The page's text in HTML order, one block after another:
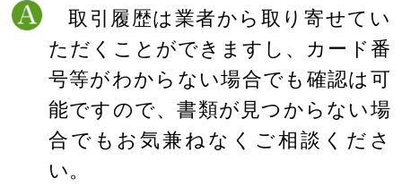
取引履歴は業者から取り寄せてい
ただくことができますし、カード番
号等がわからない場合でも確認は可
能ですので、書類が見つからない場
合でもお気兼ねなくご相談くださ
い。